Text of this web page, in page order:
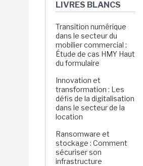
LIVRES BLANCS
Transition numérique
dans le secteur du
mobilier commercial :
Étude de cas HMY Haut
du formulaire
Innovation et
transformation : Les
défis de la digitalisation
dans le secteur de la
location
Ransomware et
stockage : Comment
sécuriser son
infrastructure